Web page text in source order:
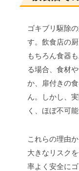
ゴキブリ駆除
す。飲食店の
もちろん食器
る場合、食材
か、扉付きの
ん。しかし、
く、ほぼ不可
これらの理由
大きなリスク
率よく安全に